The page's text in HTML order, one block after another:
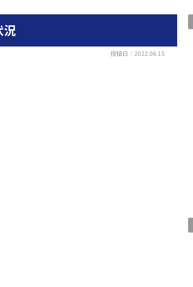
内装・水まわり
況
投稿日：2022.06.15